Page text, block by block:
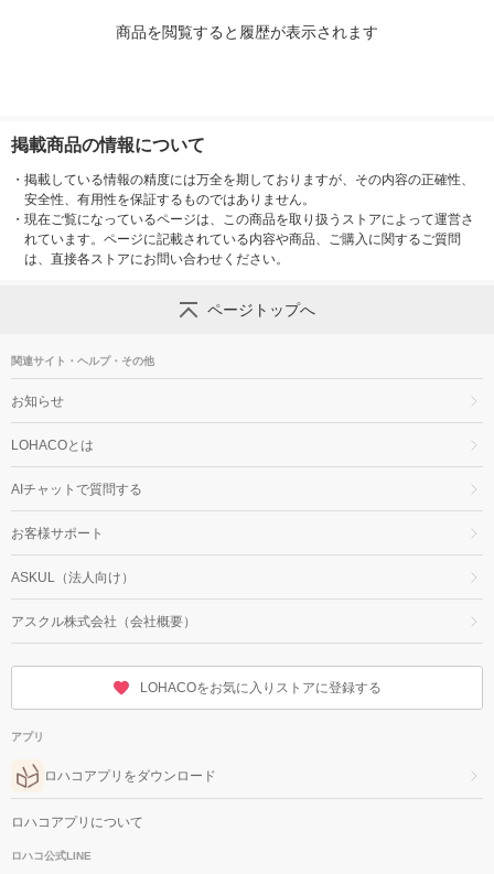
商品を閲覧すると履歴が表示されます
掲載商品の情報について
・ 掲載している情報の精度には万全を期しておりますが、その内容の正確性、
安全性、有用性を保証するものではありません。
・ 現在ご覧になっているページは、この商品を取り扱うストアによって運営さ
れています。ページに記載されている内容や商品、ご購入に関するご質問
は、直接各ストアにお問い合わせください。
ページトップへ
関連サイト・ヘルプ・その他
お知らせ
LOHACOとは
AIチャットで質問する
お客様サポート
ASKUL（法人向け）
アスクル株式会社（会社概要）
LOHACOをお気に入りストアに登録する
アプリ
ロハコアプリをダウンロード
ロハコアプリについて
ロハコ公式LINE